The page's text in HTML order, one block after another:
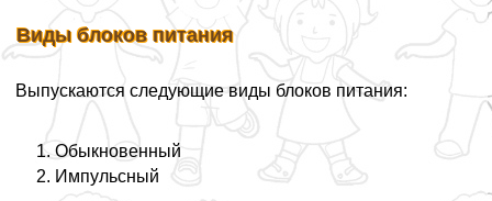
Виды блоков питания
Выпускаются следующие виды блоков питания:
Обыкновенный
Импульсный